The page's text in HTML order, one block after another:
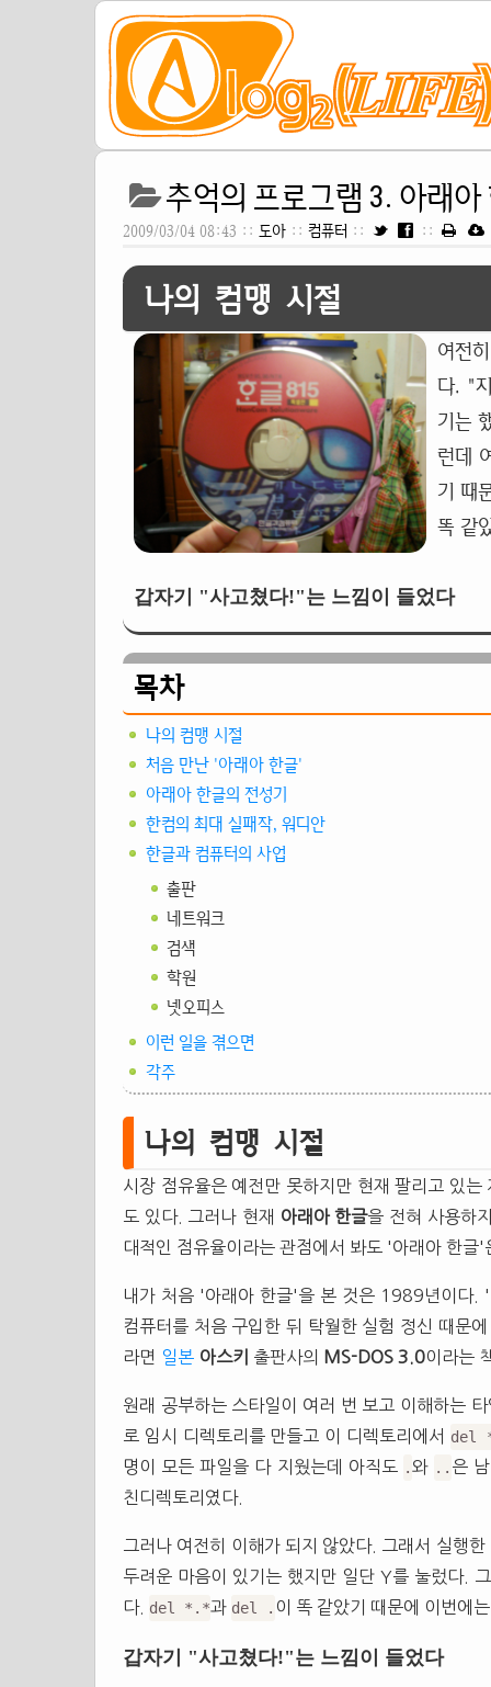
추억의 프로그램 3. 아래아
2009/03/04 08:43 :: 도아 :: 컴퓨터 :: ::
나의 컴맹 시절
여전
다. "
기는
런데
기 때
똑 같
갑자기 "사고쳤다!"는 느낌이 들었다
목차
나의 컴맹 시절
처음 만난 '아래아 한글'
아래아 한글의 전성기
한컴의 최대 실패작, 워디안
한글과 컴퓨터의 사업
출판
네트워크
검색
학원
넷오피스
이런 일을 겪으면
각주
나의 컴맹 시절
시장 점유율은 예전만 못하지만 현재 팔리고 있
도 있다. 그러나 현재 아래아 한글을 전혀 사용하
대적인 점유율이라는 관점에서 봐도 '아래아 한글
내가 처음 '아래아 한글'을 본 것은 1989년이다.
컴퓨터를 처음 구입한 뒤 탁월한 실험 정신 때문
라면 일본 아스키 출판사의 MS-DOS 3.0이라는
원래 공부하는 스타일이 여러 번 보고 이해하는
로 임시 디렉토리를 만들고 이 디렉토리에서 del
명이 모든 파일을 다 지웠는데 아직도
.와 .. 은
친디렉토리였다.
그러나 여전히 이해가 되지 않았다. 그래서 실행
두려운 마음이 있기는 했지만 일단 Y를 눌렀다.
다. del *.*과 del . 이 똑 같았기 때문에 이번에
갑자기 "사고쳤다!"는 느낌이 들었다